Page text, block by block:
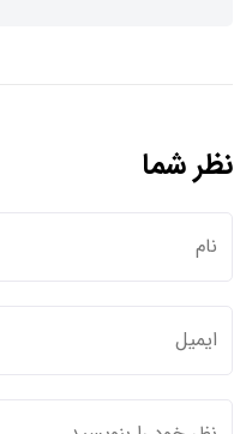
نظر شما